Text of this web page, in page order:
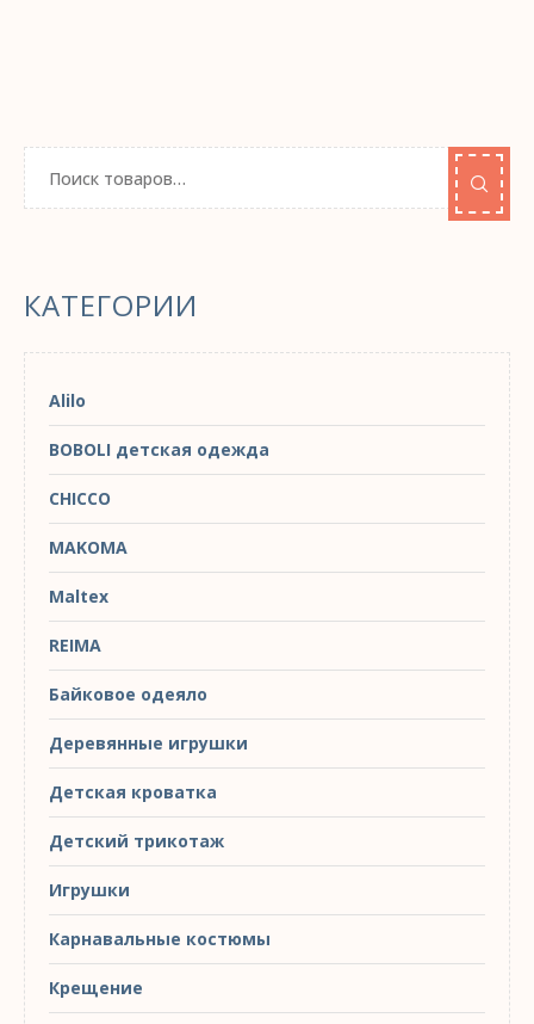
КАТЕГОРИИ
Alilo
BOBOLI детская одежда
CHICCO
MAKOMA
Maltex
REIMA
Байковое одеяло
Деревянные игрушки
Детская кроватка
Детский трикотаж
Игрушки
Карнавальные костюмы
Крещение